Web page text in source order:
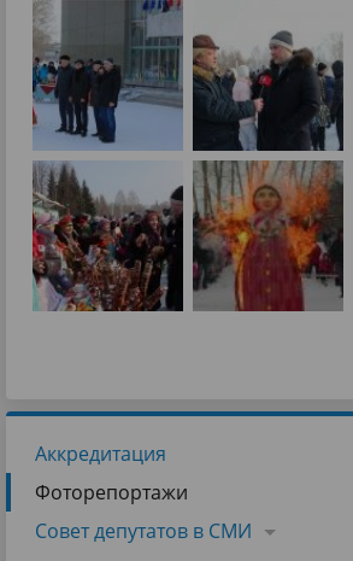
Аккредитация
Фоторепортажи
Совет депутатов в СМИ